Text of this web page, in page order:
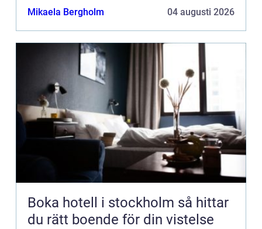
kvalitet och till ett bra pri...
Mikaela Bergholm 04 augusti 2026
Boka hotell i stockholm så hittar
du rätt boende för din vistelse